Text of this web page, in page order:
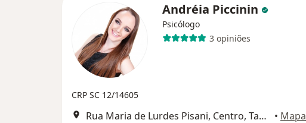
Andréia Piccinin
Psicólogo
3 opiniões
CRP SC 12/14605
Rua Maria de Lurdes Pisani, Centro, Tangará • Mapa